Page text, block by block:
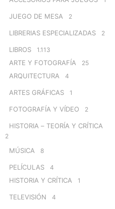
JUEGO DE MESA 2
LIBRERIAS ESPECIALIZADAS 2
LIBROS 1.113
ARTE Y FOTOGRAFÍA 25
ARQUITECTURA 4
ARTES GRÁFICAS 1
FOTOGRAFÍA Y VÍDEO 2
HISTORIA – TEORÍA Y CRÍTICA
2
MÚSICA 8
PELÍCULAS 4
HISTORIA Y CRÍTICA 1
TELEVISIÓN 4